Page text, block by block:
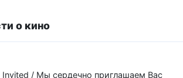
о кино
Invited / Мы сердечно приглашаем Вас